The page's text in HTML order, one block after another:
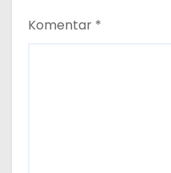
Komentar *